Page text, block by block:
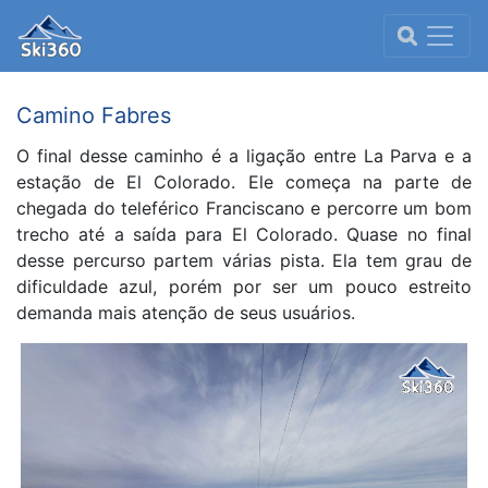
Camino Fabres
O final desse caminho é a ligação entre La Parva e a
estação de El Colorado. Ele começa na parte de
chegada do teleférico Franciscano e percorre um bom
trecho até a saída para El Colorado. Quase no final
desse percurso partem várias pista. Ela tem grau de
dificuldade azul, porém por ser um pouco estreito
demanda mais atenção de seus usuários.